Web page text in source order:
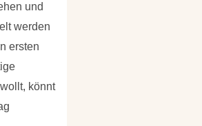
und
werden
ersten
könnt